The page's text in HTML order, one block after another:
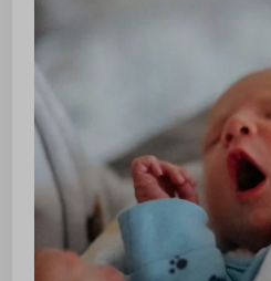
pysTrafficSource
sbjs_current_add
sbjs_first
sbjs_first_add
sbjs_migrations
sbjs_session
_icartUpsellDiscount
_ICRCartTimer
*_state
ba_sid*